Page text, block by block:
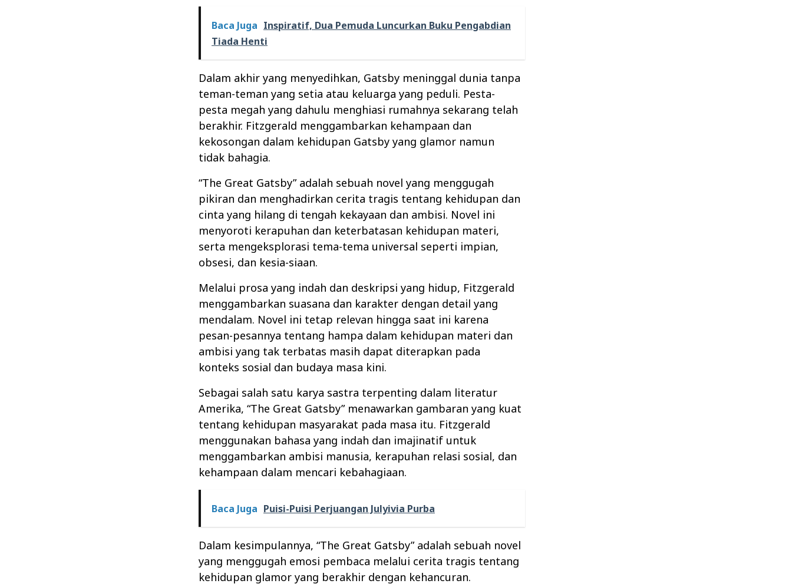
Baca Juga Inspiratif, Dua Pemuda Luncurkan Buku Pengabdian
Tiada Henti
Dalam akhir yang menyedihkan, Gatsby meninggal dunia tanpa
teman-teman yang setia atau keluarga yang peduli. Pesta-
pesta megah yang dahulu menghiasi rumahnya sekarang telah
berakhir. Fitzgerald menggambarkan kehampaan dan
kekosongan dalam kehidupan Gatsby yang glamor namun
tidak bahagia.
“The Great Gatsby” adalah sebuah novel yang menggugah
pikiran dan menghadirkan cerita tragis tentang kehidupan dan
cinta yang hilang di tengah kekayaan dan ambisi. Novel ini
menyoroti kerapuhan dan keterbatasan kehidupan materi,
serta mengeksplorasi tema-tema universal seperti impian,
obsesi, dan kesia-siaan.
Melalui prosa yang indah dan deskripsi yang hidup, Fitzgerald
menggambarkan suasana dan karakter dengan detail yang
mendalam. Novel ini tetap relevan hingga saat ini karena
pesan-pesannya tentang hampa dalam kehidupan materi dan
ambisi yang tak terbatas masih dapat diterapkan pada
konteks sosial dan budaya masa kini.
Sebagai salah satu karya sastra terpenting dalam literatur
Amerika, “The Great Gatsby” menawarkan gambaran yang kuat
tentang kehidupan masyarakat pada masa itu. Fitzgerald
menggunakan bahasa yang indah dan imajinatif untuk
menggambarkan ambisi manusia, kerapuhan relasi sosial, dan
kehampaan dalam mencari kebahagiaan.
Baca Juga Puisi-Puisi Perjuangan Julyivia Purba
Dalam kesimpulannya, “The Great Gatsby” adalah sebuah novel
yang menggugah emosi pembaca melalui cerita tragis tentang
kehidupan glamor yang berakhir dengan kehancuran.